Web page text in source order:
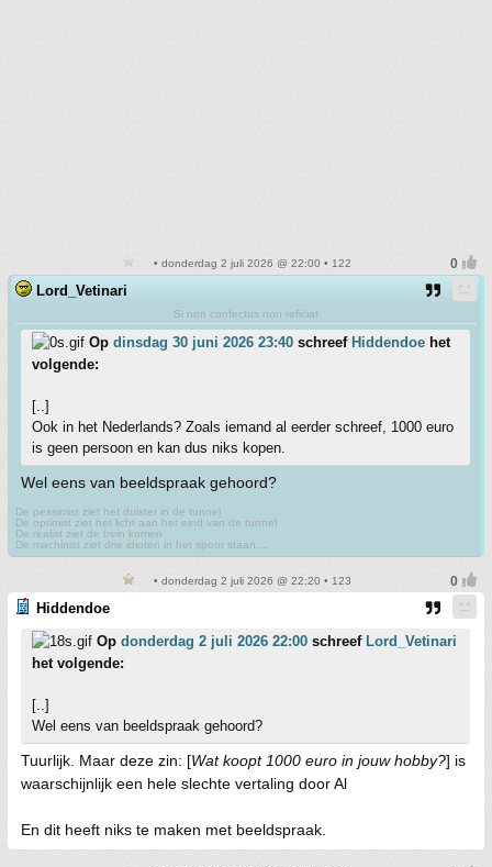
• donderdag 2 juli 2026 @ 22:00 • 122
Lord_Vetinari
Si non confectus non reficiat
Op dinsdag 30 juni 2026 23:40 schreef Hiddendoe het
volgende:
[..]
Ook in het Nederlands? Zoals iemand al eerder schreef, 1000 euro
is geen persoon en kan dus niks kopen.
Wel eens van beeldspraak gehoord?
De pessimist ziet het duister in de tunnel
De optimist ziet het licht aan het eind van de tunnel
De realist ziet de trein komen
De machinist ziet drie idioten in het spoor staan....
• donderdag 2 juli 2026 @ 22:20 • 123
Hiddendoe
Op donderdag 2 juli 2026 22:00 schreef Lord_Vetinari
het volgende:
[..]
Wel eens van beeldspraak gehoord?
Tuurlijk. Maar deze zin: [Wat koopt 1000 euro in jouw hobby?] is
waarschijnlijk een hele slechte vertaling door Al
En dit heeft niks te maken met beeldspraak.